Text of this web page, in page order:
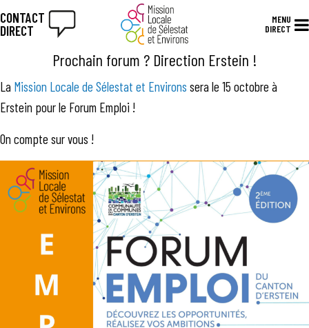
CONTACT
DIRECT
MENU
DIRECT
Prochain forum ? Direction Erstein !
La Mission Locale de Sélestat et Environs sera le 15 octobre à
Erstein pour le Forum Emploi !
On compte sur vous !